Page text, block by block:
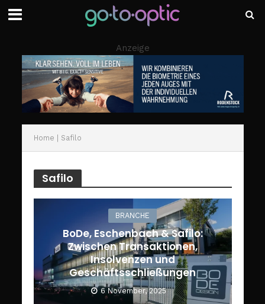
Anzeige
Home | Safilo
Safilo
BRANCHE
BoDe, Eschenbach & Safilo:
Zwischen Transaktionen,
Insolvenzen und
Geschäftsschließungen
6 November, 2025